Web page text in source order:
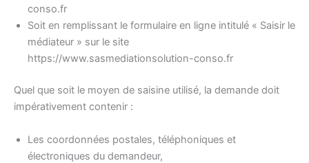
conso.fr
Soit en remplissant le formulaire en ligne intitulé « Saisir le
médiateur » sur le site
https://www.sasmediationsolution-conso.fr
Quel que soit le moyen de saisine utilisé, la demande doit
impérativement contenir :
Les coordonnées postales, téléphoniques et
électroniques du demandeur,